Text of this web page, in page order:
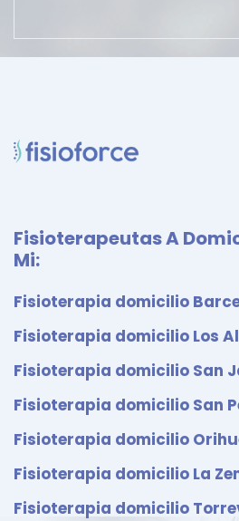
Fisioterapeutas A
Mi:
Fisioterapia domicilio
Fisioterapia domicilio Los
Fisioterapia domicilio San
Fisioterapia domicilio San
Fisioterapia domicilio
Fisioterapia domicilio La
Fisioterapia domicilio